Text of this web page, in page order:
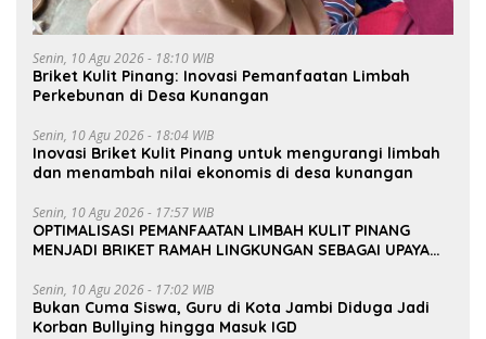
Senin, 10 Agu 2026 - 18:10 WIB
Briket Kulit Pinang: Inovasi Pemanfaatan Limbah
Perkebunan di Desa Kunangan
Senin, 10 Agu 2026 - 18:04 WIB
Inovasi Briket Kulit Pinang untuk mengurangi limbah
dan menambah nilai ekonomis di desa kunangan
Senin, 10 Agu 2026 - 17:57 WIB
OPTIMALISASI PEMANFAATAN LIMBAH KULIT PINANG
MENJADI BRIKET RAMAH LINGKUNGAN SEBAGAI UPAYA
KUNANGAN
Senin, 10 Agu 2026 - 17:02 WIB
Bukan Cuma Siswa, Guru di Kota Jambi Diduga Jadi
Korban Bullying hingga Masuk IGD